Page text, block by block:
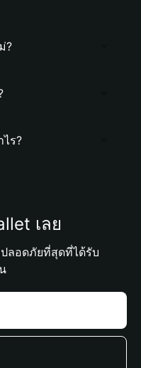
?
ร?
เลย
ลอดภัยที่สุดที่ได้รับ